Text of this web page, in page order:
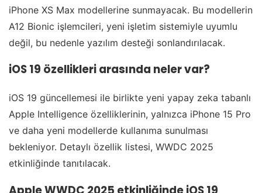
iPhone XS Max modellerine sunmayacak. Bu modellerin
A12 Bionic işlemcileri, yeni işletim sistemiyle uyumlu
değil, bu nedenle yazılım desteği sonlandırılacak.
iOS 19 özellikleri arasında neler var?
iOS 19 güncellemesi ile birlikte yeni yapay zeka tabanlı
Apple Intelligence özelliklerinin, yalnızca iPhone 15 Pro
ve daha yeni modellerde kullanıma sunulması
bekleniyor. Detaylı özellik listesi, WWDC 2025
etkinliğinde tanıtılacak.